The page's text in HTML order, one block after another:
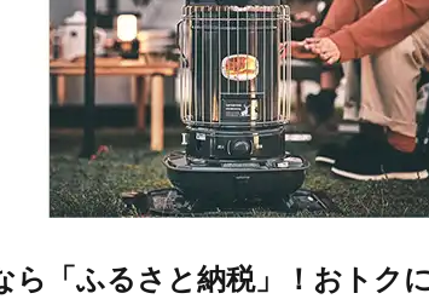
ら「ふるさと納税」！おトク